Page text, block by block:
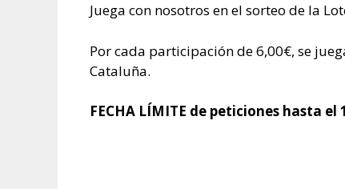
Juega con nosotros en el sorteo de la
Por cada participación de 6,00€, se
Cataluña.
FECHA LÍMITE de peticiones hasta